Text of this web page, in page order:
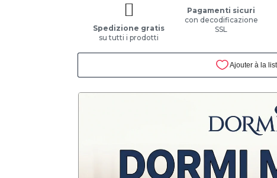
Spedizione gratis
su tutti i prodotti
Pagamenti sicuri
con decodificazione
SSL